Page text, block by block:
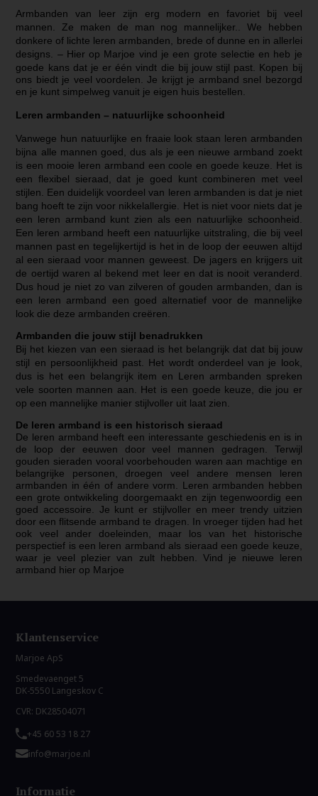
Armbanden van leer zijn erg modern en favoriet bij veel
mannen. Ze maken de man nog mannelijker.. We hebben
donkere of lichte leren armbanden, brede of dunne en in allerlei
designs. – Hier op Marjoe vind je een grote selectie en heb je
goede kans dat je er één vindt die bij jouw stijl past. Kopen bij
ons biedt je veel voordelen. Je krijgt je armband snel bezorgd
en je kunt simpelweg vanuit je eigen huis bestellen.
Leren armbanden – natuurlijke schoonheid
Vanwege hun natuurlijke en fraaie look staan leren armbanden
bijna alle mannen goed, dus als je een nieuwe armband zoekt
is een mooie leren armband een coole en goede keuze. Het is
een flexibel sieraad, dat je goed kunt combineren met veel
stijlen. Een duidelijk voordeel van leren armbanden is dat je niet
bang hoeft te zijn voor nikkelallergie. Het is niet voor niets dat je
een leren armband kunt zien als een natuurlijke schoonheid.
Een leren armband heeft een natuurlijke uitstraling, die bij veel
mannen past en tegelijkertijd is het in de loop der eeuwen altijd
al een sieraad voor mannen geweest. De jagers en krijgers uit
de oertijd waren al bekend met leer en dat is nooit veranderd.
Dus houd je niet zo van zilveren of gouden armbanden, dan is
een leren armband een goed alternatief voor de mannelijke
look die deze armbanden creëren.
Armbanden die jouw stijl benadrukken
Bij het kiezen van een sieraad is het belangrijk dat dat bij jouw
stijl en persoonlijkheid past. Het wordt onderdeel van je look,
dus is het een belangrijk item en Leren armbanden spreken
vele soorten mannen aan. Het is een goede keuze, die jou er
op een mannelijke manier stijlvoller uit laat zien.
De leren armband is een historisch sieraad
De leren armband heeft een interessante geschiedenis en is in
de loop der eeuwen door veel mannen gedragen. Terwijl
gouden sieraden vooral voorbehouden waren aan machtige en
belangrijke personen, droegen veel andere mensen leren
armbanden in één of andere vorm. Leren armbanden hebben
een grote ontwikkeling doorgemaakt en zijn tegenwoordig een
goed accessoire. Je kunt er stijlvoller en meer trendy uitzien
door een flitsende armband te dragen. In vroeger tijden had het
ook veel ander doeleinden, maar los van het historische
perspectief is een leren armband als sieraad een goede keuze,
waar je veel plezier van zult hebben. Vind je nieuwe leren
armband hier op Marjoe
Klantenservice
Marjoe ApS
Smedevaenget 5
DK-5550 Langeskov C
CVR: DK28504071
+45 60 53 18 27
info@marjoe.nl
Informatie